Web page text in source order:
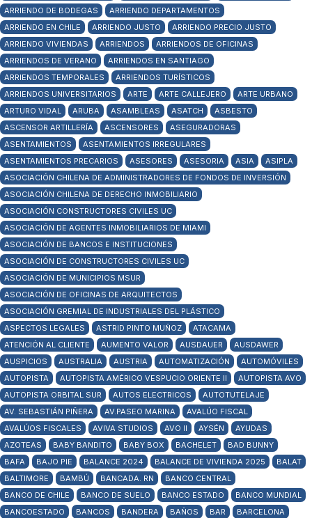
ARRIENDO DE BODEGAS
ARRIENDO DEPARTAMENTOS
ARRIENDO EN CHILE
ARRIENDO JUSTO
ARRIENDO PRECIO JUSTO
ARRIENDO VIVIENDAS
ARRIENDOS
ARRIENDOS DE OFICINAS
ARRIENDOS DE VERANO
ARRIENDOS EN SANTIAGO
ARRIENDOS TEMPORALES
ARRIENDOS TURÍSTICOS
ARRIENDOS UNIVERSITARIOS
ARTE ARTE CALLEJERO
ARTE URBANO
ARTURO VIDAL
ARUBA ASAMBLEAS ASATCH
ASBESTO
ASCENSOR ARTILLERÍA
ASCENSORES
ASEGURADORAS
ASENTAMIENTOS
ASENTAMIENTOS IRREGULARES
ASENTAMIENTOS PRECARIOS
ASESORES ASESORIA ASIA
ASIPLA
ASOCIACIÓN CHILENA DE ADMINISTRADORES DE FONDOS DE INVERSIÓN
ASOCIACIÓN CHILENA DE DERECHO INMOBILIARIO
ASOCIACIÓN CONSTRUCTORES CIVILES UC
ASOCIACIÓN DE AGENTES INMOBILIARIOS DE MIAMI
ASOCIACIÓN DE BANCOS E INSTITUCIONES
ASOCIACIÓN DE CONSTRUCTORES CIVILES UC
ASOCIACIÓN DE MUNICIPIOS MSUR
ASOCIACIÓN DE OFICINAS DE ARQUITECTOS
ASOCIACIÓN GREMIAL DE INDUSTRIALES DEL PLÁSTICO
ASPECTOS LEGALES
ASTRID PINTO MUÑOZ
ATACAMA
ATENCIÓN AL CLIENTE
AUMENTO VALOR AUSDAUER
AUSDAWER
AUSPICIOS
AUSTRALIA AUSTRIA AUTOMATIZACIÓN
AUTOMÓVILES
AUTOPISTA
AUTOPISTA AMÉRICO VESPUCIO ORIENTE II
AUTOPISTA AVO
AUTOPISTA ORBITAL SUR
AUTOS ELECTRICOS
AUTOTUTELAJE
AV. SEBASTIÁN PIÑERA
AV.PASEO MARINA
AVALÚO FISCAL
AVALÚOS FISCALES
AVIVA STUDIOS AVO II AYSÉN
AYUDAS
AZOTEAS
BABY BANDITO BABY BOX BACHELET
BAD BUNNY
BAFA
BAJO PIE BALANCE 2024 BALANCE DE VIVIENDA 2025
BALAT
BALTIMORE
BAMBÚ BANCADA. RN
BANCO CENTRAL
BANCO DE CHILE
BANCO DE SUELO BANCO ESTADO
BANCO MUNDIAL
BANCOESTADO
BANCOS BANDERA BAÑOS BAR
BARCELONA